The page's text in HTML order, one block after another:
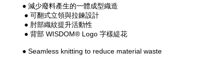
● 減少廢料產生的一體成型織造
● 可翻式立領與拉鍊設計
● 肘部織紋提升活動性
● 背部 WISDOM® Logo 字樣緹花
● Seamless knitting to reduce material waste